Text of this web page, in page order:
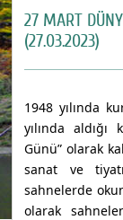
27 MART
(27.03.2023)
1948 yılında
yılında
Günü” olarak
sanat ve
sahnelerde
olarak